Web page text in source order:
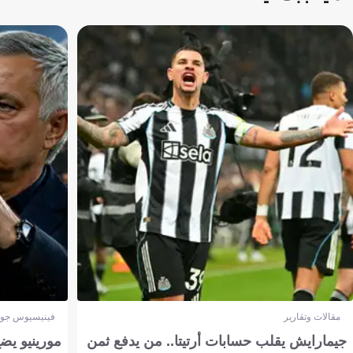
مقالات وتقارير
جيمارايش يقلب حسابات أرتيتا.. من يدفع ثمن
فينيسيوس
مورينيو